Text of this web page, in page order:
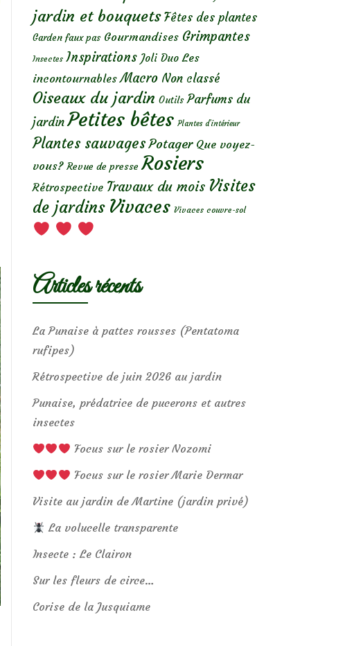
jardin et bouquets Fêtes des plantes
Garden faux pas Gourmandises Grimpantes
Insectes Inspirations Joli Duo Les
incontournables Macro Non classé
Oiseaux du jardin Outils Parfums du
jardin Petites bêtes Plantes d’intérieur
Plantes sauvages Potager Que voyez-
vous? Revue de presse Rosiers
Rétrospective Travaux du mois Visites
de jardins Vivaces Vivaces couvre-sol
Articles récents
La Punaise à pattes rousses (Pentatoma
rufipes)
Rétrospective de juin 2026 au jardin
Punaise, prédatrice de pucerons et autres
insectes
Focus sur le rosier Nozomi
Focus sur le rosier Marie Dermar
Visite au jardin de Martine (jardin privé)
La volucelle transparente
Insecte : Le Clairon
Sur les fleurs de circe…
Corise de la Jusquiame